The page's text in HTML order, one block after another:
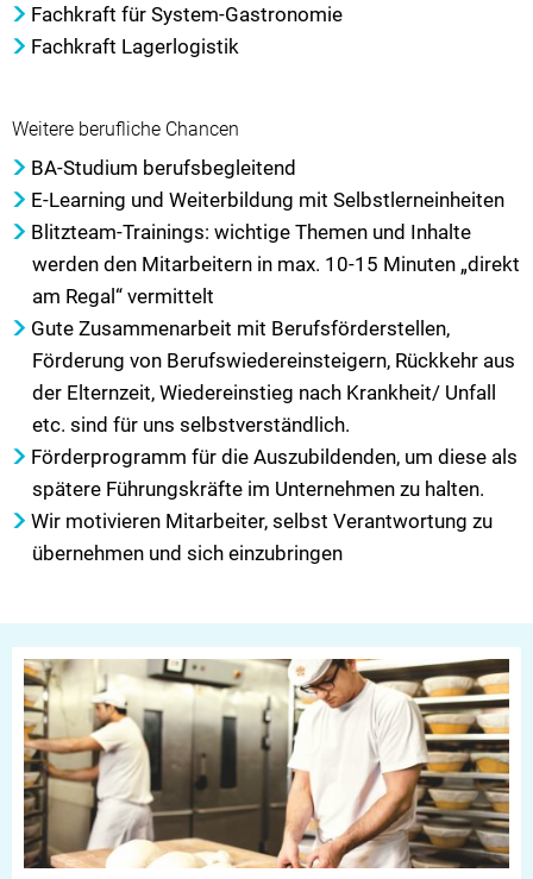
Fachkraft für System-Gastronomie
Fachkraft Lagerlogistik
Weitere berufliche Chancen
BA-Studium berufsbegleitend
E-Learning und Weiterbildung mit Selbstlerneinheiten
Blitzteam-Trainings: wichtige Themen und Inhalte
werden den Mitarbeitern in max. 10-15 Minuten „direkt
am Regal“ vermittelt
Gute Zusammenarbeit mit Berufsförderstellen,
Förderung von Berufswiedereinsteigern, Rückkehr aus
der Elternzeit, Wiedereinstieg nach Krankheit/ Unfall
etc. sind für uns selbstverständlich.
Förderprogramm für die Auszubildenden, um diese als
spätere Führungskräfte im Unternehmen zu halten.
Wir motivieren Mitarbeiter, selbst Verantwortung zu
übernehmen und sich einzubringen